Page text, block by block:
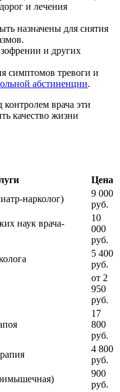
и лечения
назначены для снятия
и других
симптомов тревоги и
абстиненции.
врача эти
качество жизни
Цена
нарколог)
9 000
руб.
наук врача-
10
000
руб.
5 400
руб.
от 2
950
руб.
17
800
руб.
4 800
руб.
900
руб.